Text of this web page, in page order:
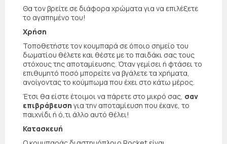
Θα τον βρείτε σε διάφορα χρώματα για να επιλέξετε
το αγαπημένο του!
Χρήση
Τοποθετήστε τον κουμπαρά σε όποιο σημείο του
δωματίου θέλετε και θέστε με το παιδάκι σας τους
στόχους της αποταμίευσης. Όταν γεμίσει ή φτάσει το
επιθυμητό ποσό μπορείτε να βγάλετε τα χρήματα,
ανοίγοντας το κούμπωμα που έχει στο κάτω μέρος.
Έτσι θα είστε έτοιμοι να πάρετε στο μικρό σας, σαν
επιβράβευση για την αποταμίευση που έκανε, το
παιχνίδι ή ό,τι άλλο αυτό θέλει!
Κατασκευή